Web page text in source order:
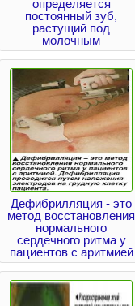
определяется
постоянный зуб,
растущий под
молочным
Дефибрилляция - это
метод восстановления
нормального
сердечного ритма у
пациентов с аритмией